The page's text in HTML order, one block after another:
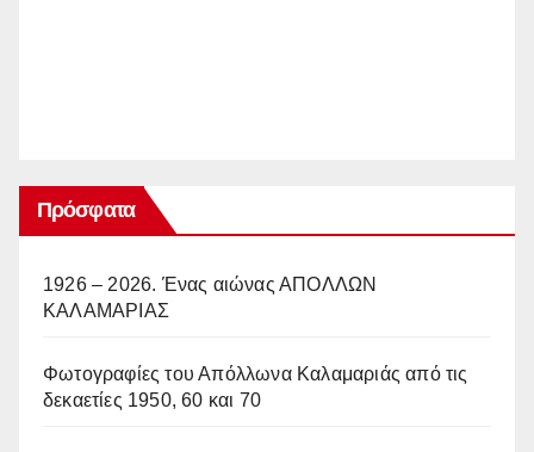
Πρόσφατα
1926 – 2026. Ένας αιώνας ΑΠΟΛΛΩΝ
ΚΑΛΑΜΑΡΙΑΣ
Φωτογραφίες του Απόλλωνα Καλαμαριάς από τις
δεκαετίες 1950, 60 και 70